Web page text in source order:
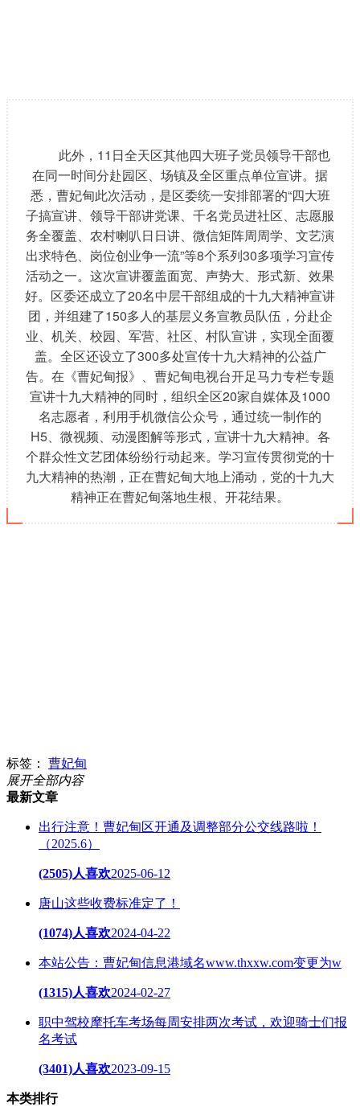
此外，11日全天区其他四大班子党员领导干部也
在同一时间分赴园区、场镇及全区重点单位宣讲。据
悉，曹妃甸此次活动，是区委统一安排部署的“四大班
子搞宣讲、领导干部讲党课、千名党员进社区、志愿服
务全覆盖、农村喇叭日日讲、微信矩阵周周学、文艺演
出求特色、岗位创业争一流”等8个系列30多项学习宣传
活动之一。这次宣讲覆盖面宽、声势大、形式新、效果
好。区委还成立了20名中层干部组成的十九大精神宣讲
团，并组建了150多人的基层义务宣教员队伍，分赴企
业、机关、校园、军营、社区、村队宣讲，实现全面覆
盖。全区还设立了300多处宣传十九大精神的公益广
告。在《曹妃甸报》、曹妃甸电视台开足马力专栏专题
宣讲十九大精神的同时，组织全区20家自媒体及1000
名志愿者，利用手机微信公众号，通过统一制作的
H5、微视频、动漫图解等形式，宣讲十九大精神。各
个群众性文艺团体纷纷行动起来。学习宣传贯彻党的十
九大精神的热潮，正在曹妃甸大地上涌动，党的十九大
精神正在曹妃甸落地生根、开花结果。
标签：
曹妃甸
展开全部内容
最新文章
出行注意！曹妃甸区开通及调整部分公交线路啦！
（2025.6）
(2505)人喜欢2025-06-12
唐山这些收费标准定了！
(1074)人喜欢2024-04-22
本站公告：曹妃甸信息港域名www.thxxw.com变更为w
(1315)人喜欢2024-02-27
职中驾校摩托车考场每周安排两次考试，欢迎骑士们报
名考试
(3401)人喜欢2023-09-15
本类排行